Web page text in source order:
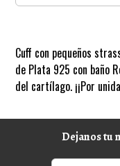
Cuff con pequeños
de Plata 925 con baño
del cartílago. ¡¡Por
Dejanos tu